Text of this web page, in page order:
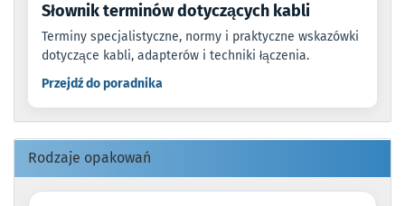
Słownik terminów dotyczących kabli
Terminy specjalistyczne, normy i praktyczne wskazówki
dotyczące kabli, adapterów i techniki łączenia.
Przejdź do poradnika
Rodzaje opakowań